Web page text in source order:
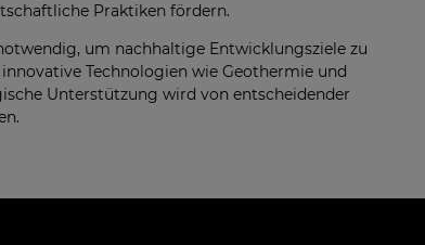
Praktiken fördern.
um nachhaltige Entwicklungsziele zu
Technologien wie Geothermie und
Unterstützung wird von entscheidender